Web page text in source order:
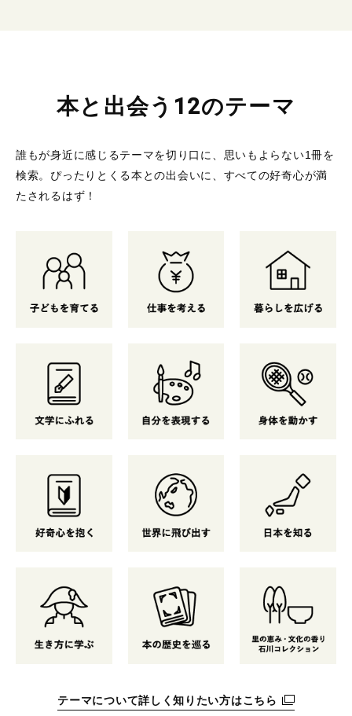
本と出会う12のテーマ
誰もが身近に感じるテーマを切り口に、思いもよらない1冊を
検索。 ぴったりとくる本との出会いに、すべての好奇心が満
たされるはず！
テーマについて詳しく知りたい方はこちら